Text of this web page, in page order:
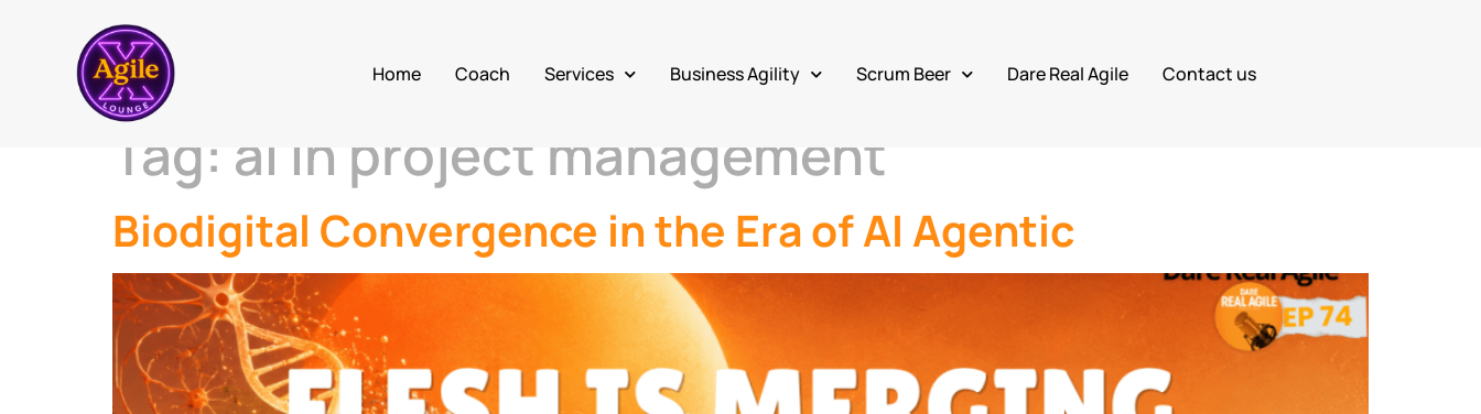
Home Coach Services Business Agility Scrum Beer Dare Real Agile Contact us
Tag: ai in project management
Biodigital Convergence in the Era of AI Agentic